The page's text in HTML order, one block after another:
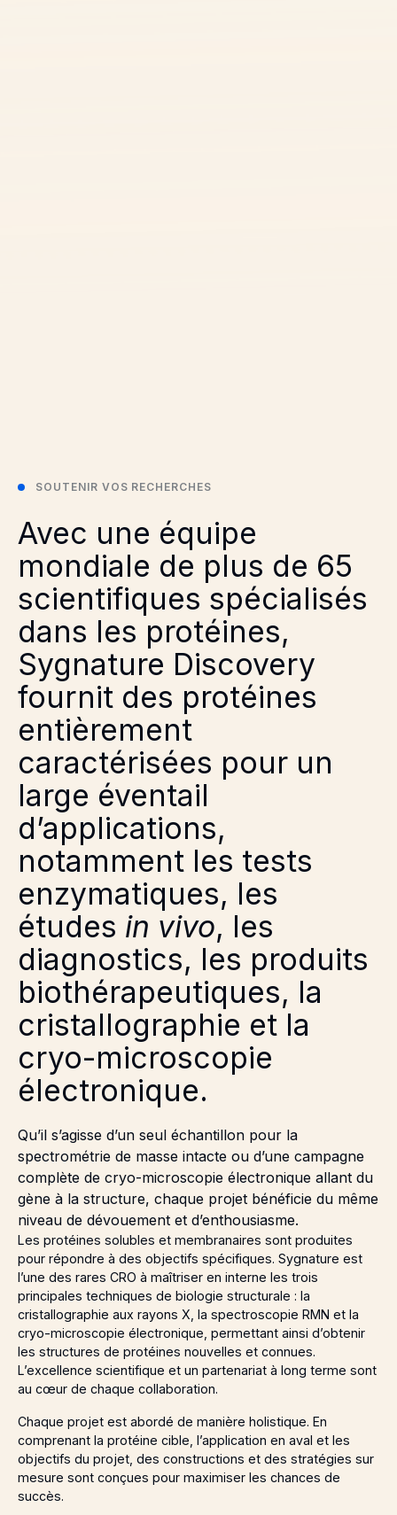
SOUTENIR VOS RECHERCHES
Avec une équipe
mondiale de plus de 65
scientifiques spécialisés
dans les protéines,
Sygnature Discovery
fournit des protéines
entièrement
caractérisées pour un
large éventail
d’applications,
notamment les tests
enzymatiques, les
études in vivo, les
diagnostics, les produits
biothérapeutiques, la
cristallographie et la
cryo-microscopie
électronique.
Qu’il s’agisse d’un seul échantillon pour la
spectrométrie de masse intacte ou d’une campagne
complète de cryo-microscopie électronique allant du
gène à la structure, chaque projet bénéficie du même
niveau de dévouement et d’enthousiasme.
Les protéines solubles et membranaires sont produites
pour répondre à des objectifs spécifiques. Sygnature est
l’une des rares CRO à maîtriser en interne les trois
principales techniques de biologie structurale : la
cristallographie aux rayons X, la spectroscopie RMN et la
cryo-microscopie électronique, permettant ainsi d’obtenir
les structures de protéines nouvelles et connues.
L’excellence scientifique et un partenariat à long terme sont
au cœur de chaque collaboration.
Chaque projet est abordé de manière holistique. En
comprenant la protéine cible, l’application en aval et les
objectifs du projet, des constructions et des stratégies sur
mesure sont conçues pour maximiser les chances de
succès.